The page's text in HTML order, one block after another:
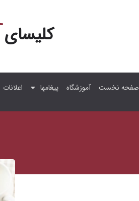
کلیسای
صفحه نخست آموزشگاه پیغامها اعلانات